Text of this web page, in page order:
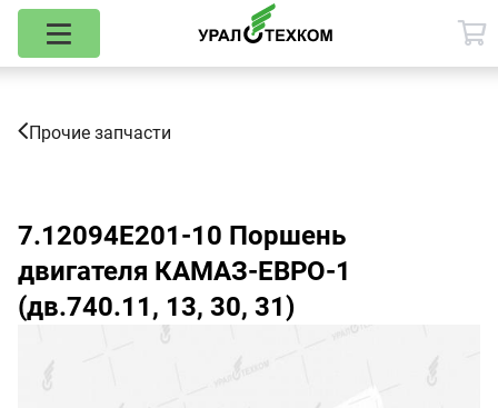
Прочие запчасти
7.12094Е201-10 Поршень
двигателя КАМАЗ-ЕВРО-1
(дв.740.11, 13, 30, 31)